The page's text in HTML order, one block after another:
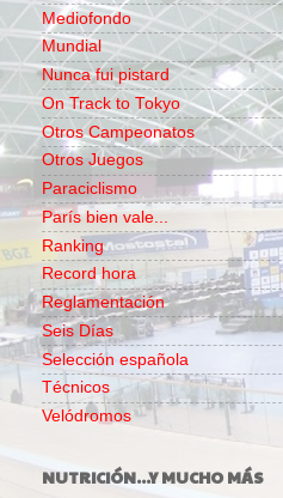
Mediofondo
Mundial
Nunca fui pistard
On Track to Tokyo
Otros Campeonatos
Otros Juegos
Paraciclismo
París bien vale...
Ranking
Record hora
Reglamentación
Seis Días
Selección española
Técnicos
Velódromos
NUTRICIÓN...Y MUCHO MÁS